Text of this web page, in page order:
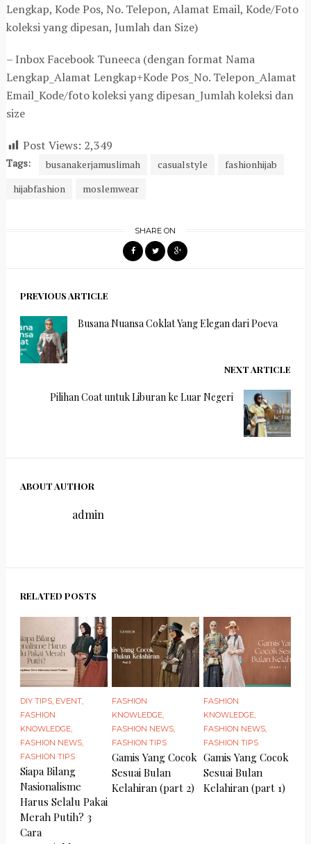
Lengkap, Kode Pos, No. Telepon, Alamat Email, Kode/Foto
koleksi yang dipesan, Jumlah dan Size)
– Inbox Facebook Tuneeca (dengan format Nama
Lengkap_Alamat Lengkap+Kode Pos_No. Telepon_Alamat
Email_Kode/foto koleksi yang dipesan_Jumlah koleksi dan
size
Post Views: 2,349
Tags: busanakerjamuslimah casualstyle
fashionhijab
hijabfashion
moslemwear
SHARE ON
PREVIOUS ARTICLE
Busana Nuansa Coklat Yang Elegan dari Poeva
NEXT ARTICLE
Pilihan Coat untuk Liburan ke Luar Negeri
ABOUT AUTHOR
admin
RELATED POSTS
DIY TIPS, EVENT,
FASHION
KNOWLEDGE,
FASHION NEWS,
FASHION TIPS
Siapa Bilang
Nasionalisme
Harus Selalu Pakai
Merah Putih? 3
Cara
FASHION
KNOWLEDGE,
FASHION NEWS,
FASHION TIPS
Gamis Yang Cocok
Sesuai Bulan
Kelahiran (part 2)
FASHION
KNOWLEDGE,
FASHION NEWS,
FASHION TIPS
Gamis Yang Cocok
Sesuai Bulan
Kelahiran (part 1)